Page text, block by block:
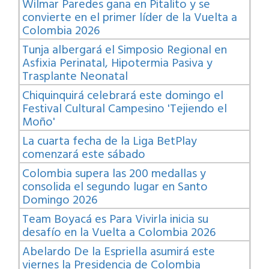
convierte en el primer líder de la Vuelta a
Colombia 2026
Tunja albergará el Simposio Regional en
Asfixia Perinatal, Hipotermia Pasiva y
Trasplante Neonatal
Chiquinquirá celebrará este domingo el
Festival Cultural Campesino 'Tejiendo el
Moño'
La cuarta fecha de la Liga BetPlay
comenzará este sábado
Colombia supera las 200 medallas y
consolida el segundo lugar en Santo
Domingo 2026
Team Boyacá es Para Vivirla inicia su
desafío en la Vuelta a Colombia 2026
Abelardo De la Espriella asumirá este
viernes la Presidencia de Colombia